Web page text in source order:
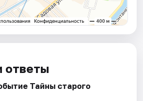
ответы
Тайны старого